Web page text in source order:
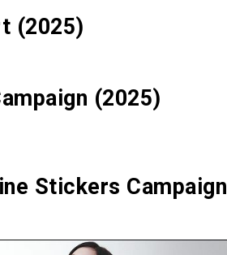
(2025)
(2025)
Stickers Campaign